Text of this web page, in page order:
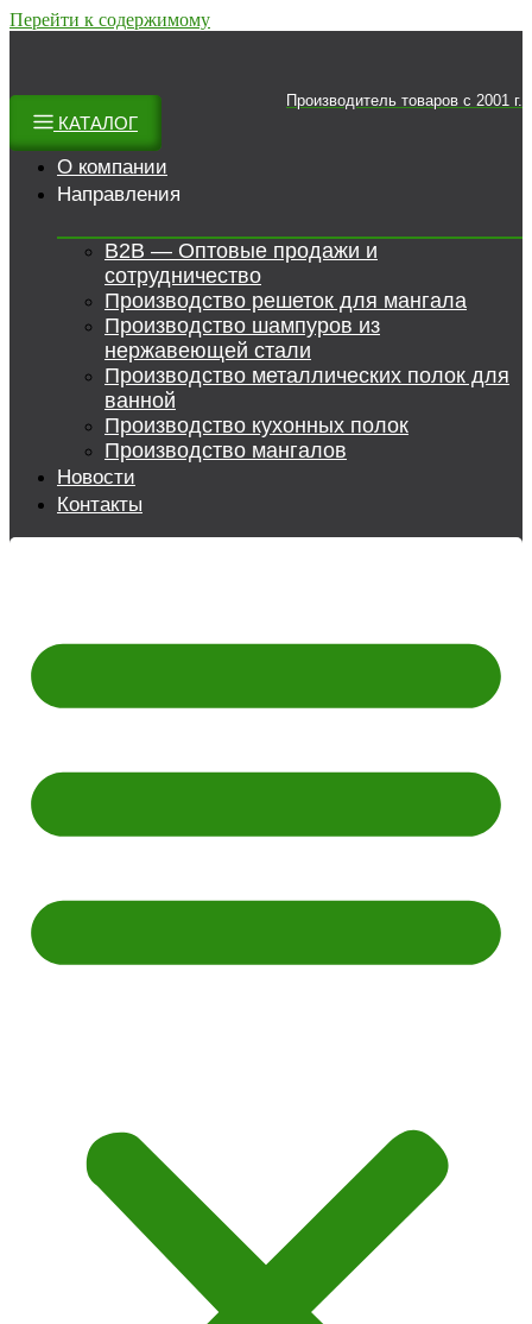
Перейти к содержимому
Производитель товаров c 2001 г.
КАТАЛОГ
О компании
Направления
B2B — Оптовые продажи и
сотрудничество
Производство решеток для мангала
Производство шампуров из
нержавеющей стали
Производство металлических полок для
ванной
Производство кухонных полок
Производство мангалов
Новости
Контакты